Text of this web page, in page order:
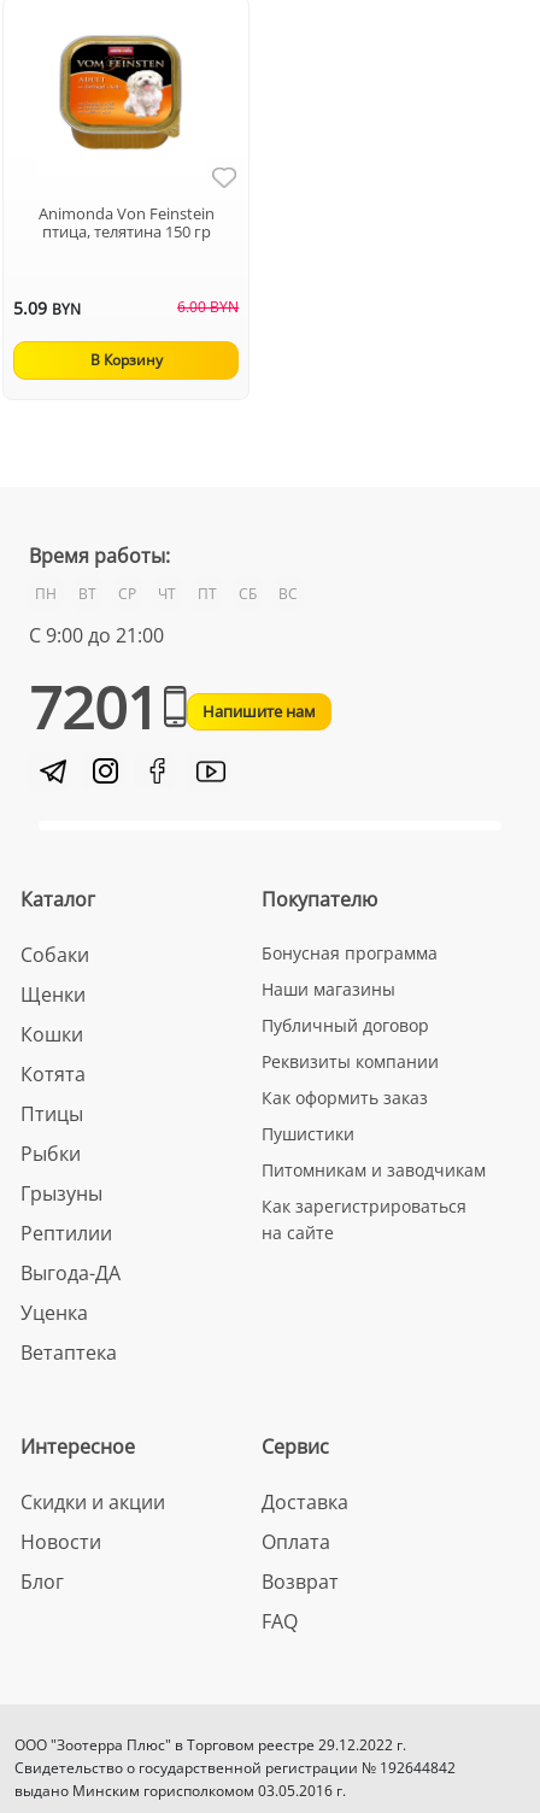
Animonda Von Feinstein
птица, телятина 150 гр
5.09 BYN 6.00 BYN
В Корзину
Время работы:
ПН ВТ СР ЧТ ПТ СБ ВС
С 9:00 до 21:00
7201 Напишите нам
Каталог
Собаки
Щенки
Кошки
Котята
Птицы
Рыбки
Грызуны
Рептилии
Выгода-ДА
Уценка
Ветаптека
Покупателю
Бонусная программа
Наши магазины
Публичный договор
Реквизиты компании
Как оформить заказ
Пушистики
Питомникам и заводчикам
Как зарегистрироваться
на сайте
Интересное
Скидки и акции
Новости
Блог
Сервис
Доставка
Оплата
Возврат
FAQ
ООО "Зоотерра Плюс" в Торговом реестре 29.12.2022 г.
Свидетельство о государственной регистрации № 192644842
выдано Минским горисполкомом 03.05.2016 г.